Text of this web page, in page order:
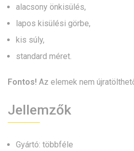
alacsony önkisülés,
lapos kisülési görbe,
kis súly,
standard méret.
Fontos! Az elemek nem
Jellemzők
Gyártó: többféle